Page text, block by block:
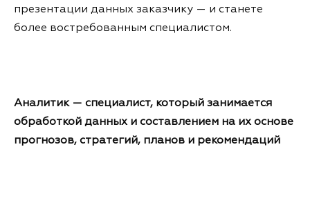
презентации данных заказчику — и станете
более востребованным специалистом.
Аналитик — специалист, который занимается
обработкой данных и составлением на их основе
прогнозов, стратегий, планов и рекомендаций